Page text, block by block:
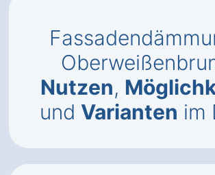
Nutzen,
und Varianten im